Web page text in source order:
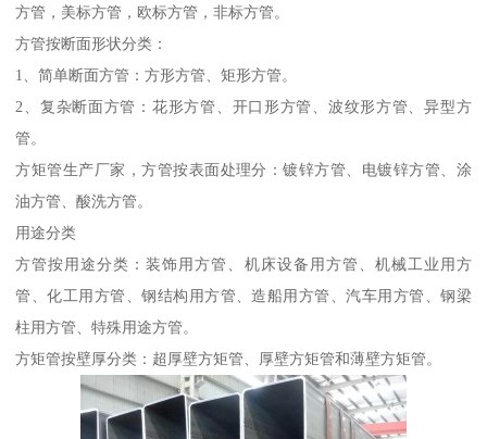
方管，美标方管，欧标方管，非标方管。
方管按断面形状分类：
1、简单断面方管：方形方管、矩形方管。
2、复杂断面方管：花形方管、开口形方管、波纹形方管、异型方
管。
方矩管生产厂家，方管按表面处理分：镀锌方管、电镀锌方管、涂
油方管、酸洗方管。
用途分类
方管按用途分类：装饰用方管、机床设备用方管、机械工业用方
管、化工用方管、钢结构用方管、造船用方管、汽车用方管、钢梁
柱用方管、特殊用途方管。
方矩管按壁厚分类：超厚壁方矩管、厚壁方矩管和薄壁方矩管。